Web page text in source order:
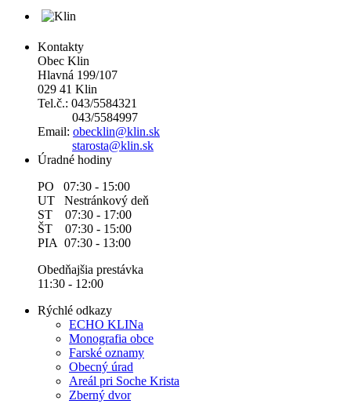
Kontakty
Obec Klin
Hlavná 199/107
029 41 Klin
Tel.č.: 043/5584321
043/5584997
Email: obecklin@klin.sk
starosta@klin.sk
Úradné hodiny
PO 07:30 - 15:00
UT Nestránkový deň
ST 07:30 - 17:00
ŠT 07:30 - 15:00
PIA 07:30 - 13:00
Obedňajšia prestávka
11:30 - 12:00
Rýchlé odkazy
ECHO KLINa
Monografia obce
Farské oznamy
Obecný úrad
Areál pri Soche Krista
Zberný dvor